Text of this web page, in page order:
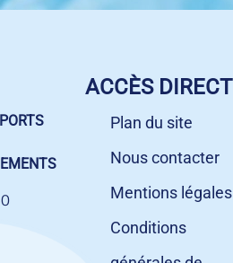
ACCÈS DIRECT
Plan du site
Nous contacter
Mentions légales
Conditions